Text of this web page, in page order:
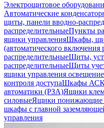
Электрощитовое
Автоматические
щиты, панели вводно-
распределительныеПункты
ящики управленияШкафы,
(автоматического включения
распределительныеЩиты,
распределительныеЩиты
ящики управления
контроля доступаШкафы
автоматики (РЗА)Ящики
силовыеЯщики понижающие
шкафы с главной
управления